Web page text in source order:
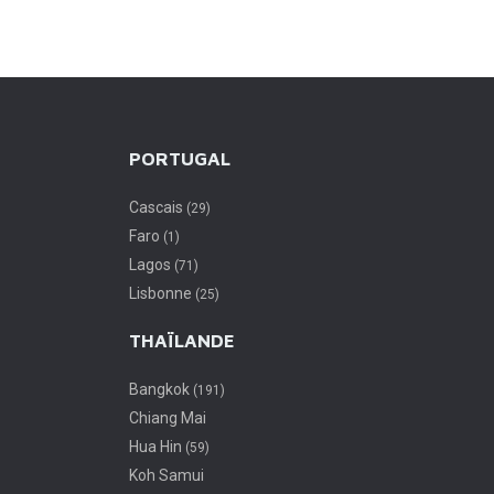
PORTUGAL
Cascais (29)
Faro (1)
Lagos (71)
Lisbonne (25)
THAÏLANDE
Bangkok (191)
Chiang Mai
Hua Hin (59)
Koh Samui